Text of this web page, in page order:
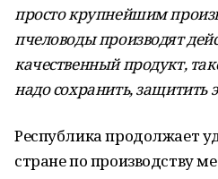
просто крупнейшим
пчеловоды производят
качественный продукт,
надо сохранить, защитить
Республика продолжает
стране по производству